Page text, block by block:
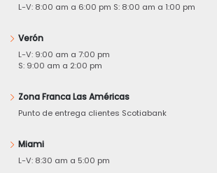
L-V: 8:00 am a 6:00 pm S: 8:00 am a 1:00 pm
Verón
L-V: 9:00 am a 7:00 pm
S: 9:00 am a 2:00 pm
Zona Franca Las Américas
Punto de entrega clientes Scotiabank
Miami
L-V: 8:30 am a 5:00 pm